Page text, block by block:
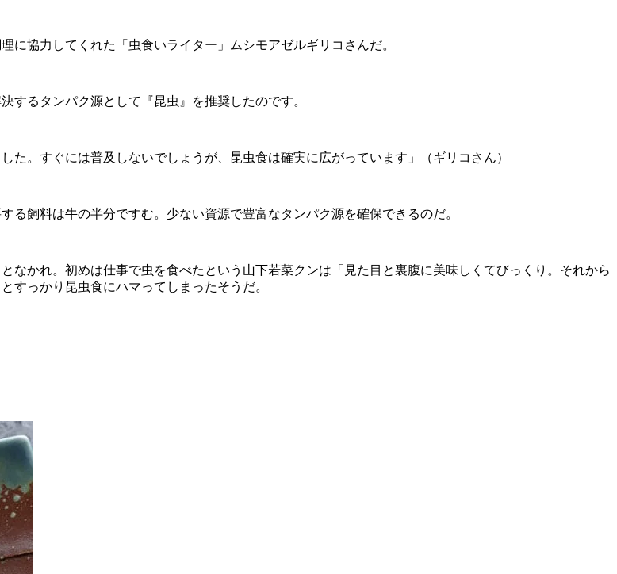
に協力してくれた「虫食いライター」ムシモアゼルギリコさんだ。
するタンパク源として『昆虫』を推奨したのです。
。すぐには普及しないでしょうが、昆虫食は確実に広がっています」（ギリコさん）
飼料は牛の半分ですむ。少ない資源で豊富なタンパク源を確保できるのだ。
かれ。初めは仕事で虫を食べたという山下若菜クンは「見た目と裏腹に美味しくてびっくり。それから
すっかり昆虫食にハマってしまったそうだ。